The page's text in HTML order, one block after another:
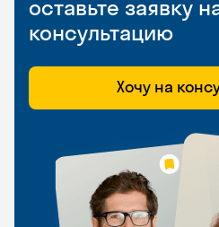
оставьте заявку
консультацию
Хочу на